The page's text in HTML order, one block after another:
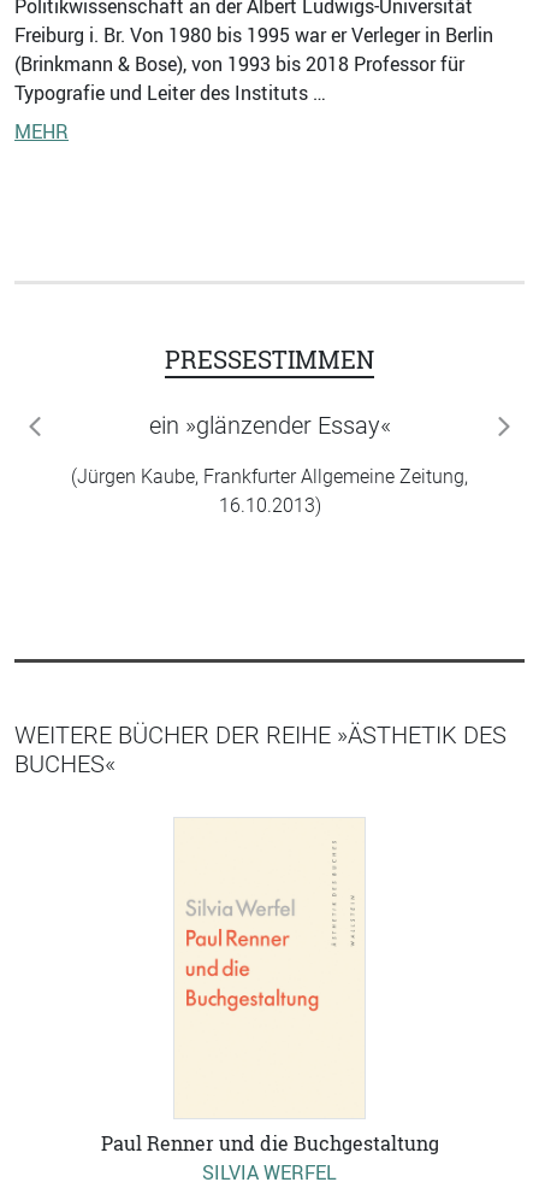
Politikwissenschaft an der Albert Ludwigs-Universität
Freiburg i. Br. Von 1980 bis 1995 war er Verleger in Berlin
(Brinkmann & Bose), von 1993 bis 2018 Professor für
Typografie und Leiter des Instituts …
MEHR
PRESSESTIMMEN
ein »glänzender Essay«
(Jürgen Kaube, Frankfurter Allgemeine Zeitung,
16.10.2013)
zurück
WEITERE BÜCHER DER REIHE »ÄSTHETIK DES
BUCHES«
Paul Renner und die Buchgestaltung
SILVIA WERFEL